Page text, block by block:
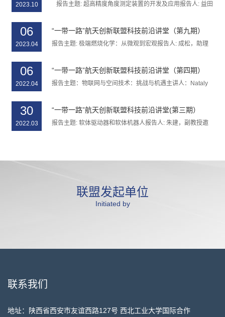
2023.10
报告主题: 超高精度角度测定装置的开发及应用报告人: 益田
06
2023.04
“一带一路”航天创新联盟科技前沿讲堂（第九期）
报告主题: 极端燃烧化学：从微观到宏观报告人: 成松，助理
06
2022.04
“一带一路”航天创新联盟科技前沿讲堂（第四期）
​报告主题：物联网与空间技术：挑战与机遇主讲人：Nataly
30
2022.03
“一带一路”航天创新联盟科技前沿讲堂(第三期）
​报告主题: 软体驱动器和软体机器人报告人: 朱建，副教授邀
联盟发起单位
Initiated by
联系我们
地址：陕西省西安市友谊西路127号 西北工业大学国际合作